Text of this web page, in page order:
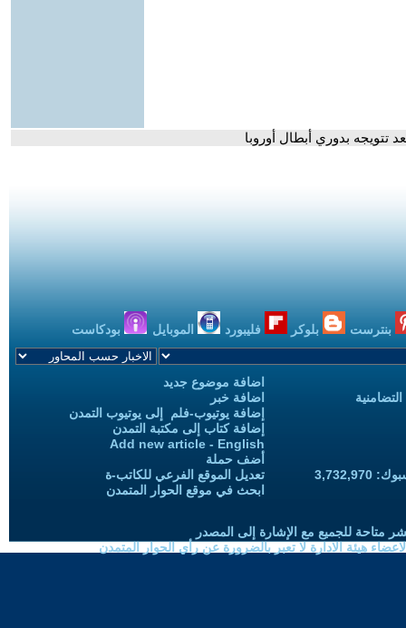
تتويجه بدوري أبطال أوروبا
بنترست بلوكر فليبورد الموبايل بودكاست
اضافة موضوع جديد
اضافة خبر
إضافة يوتيوب-فلم إلى يوتيوب التمدن
إضافة كتاب إلى مكتبة التمدن
Add new article - English
أضف حملة
تعديل الموقع الفرعي للكاتب-ة
ابحث في موقع الحوار المتمدن
متاحة للجميع مع الإشارة إلى المصدر
هيئة الادارة لا تعبر بالضرورة عن رأي الحوار المتمدن